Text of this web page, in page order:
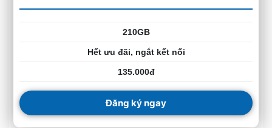
210GB
Hết ưu đãi, ngắt kết nối
135.000đ
Đăng ký ngay